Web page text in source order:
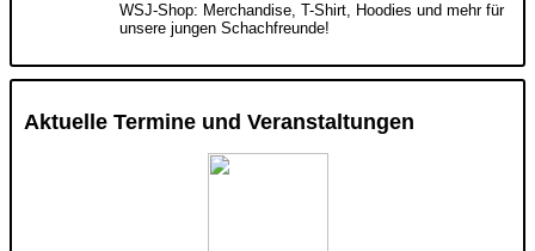
WSJ-Shop: Merchandise, T-Shirt, Hoodies und mehr für
unsere jungen Schachfreunde!
Aktuelle Termine und Veranstaltungen